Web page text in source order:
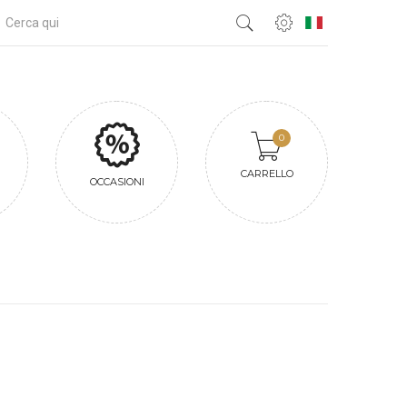
OCCASIONI
CARRELLO
0